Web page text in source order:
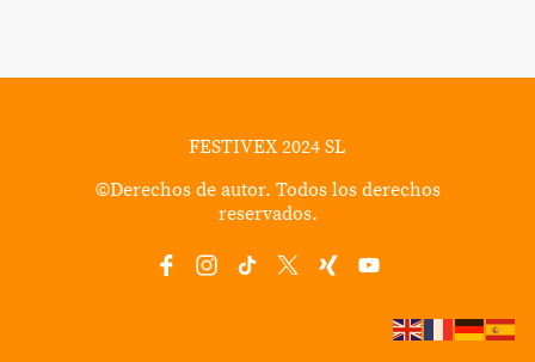
FESTIVEX 2024 SL
©Derechos de autor. Todos los derechos
reservados.